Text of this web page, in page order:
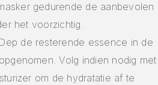
gedurende de aanbevolen
het voorzichtig.
de resterende essence in de
Volg indien nodig met
om de hydratatie af te